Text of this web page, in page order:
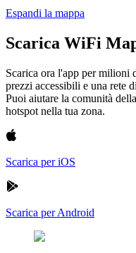
Espandi la mappa
Scarica WiFi
Scarica ora l'app per
prezzi accessibili e una rete
Puoi aiutare la comunità
hotspot nella tua zona.
Scarica per iOS
Scarica per Android